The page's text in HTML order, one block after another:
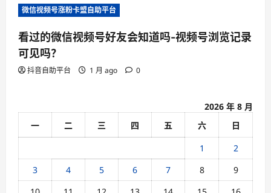
微信视频号涨粉卡盟自助平台
看过的微信视频号好友会知道吗-视频号浏览记录
可见吗？
抖音自助平台 1 月 ago 0
2026 年 8 月
一
二 三 四 五 六
日
1
2
3
4 5 6 7 8
9